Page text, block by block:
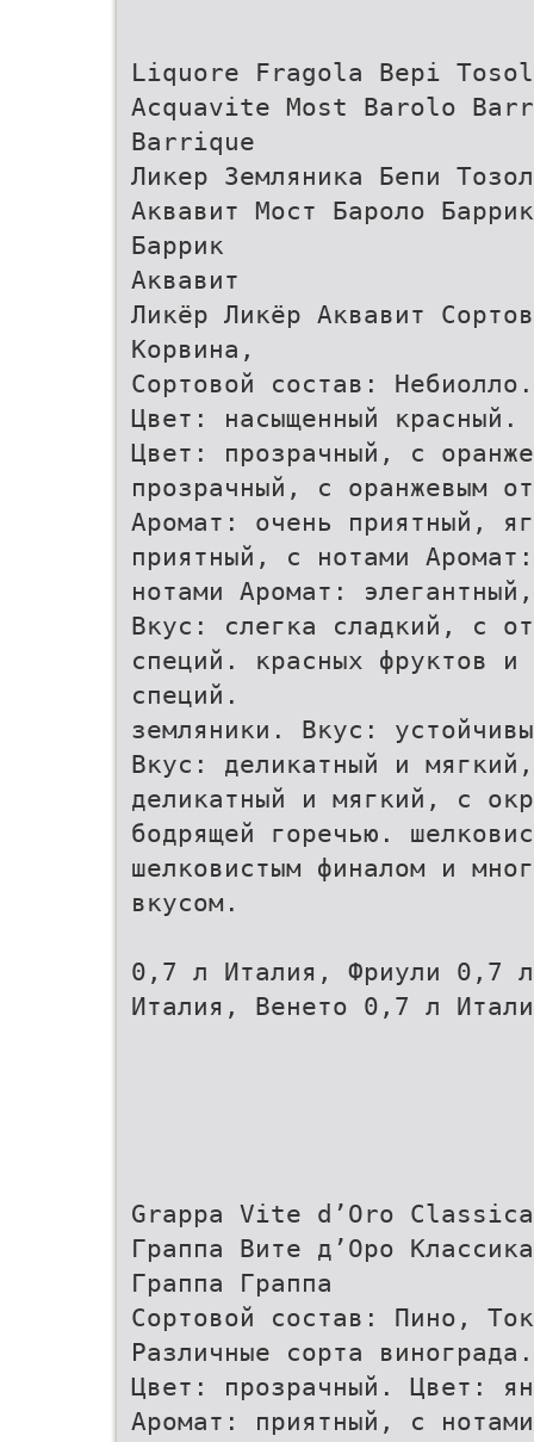
Liquore Fragola Bepi
Acquavite Most Barolo
Barrique
Ликер Земляника Бепи
Аквавит Мост Бароло
Баррик
Аквавит
Ликёр Ликёр Аквавит
Корвина,
Сортовой состав:
Цвет: насыщенный
Цвет: прозрачный, с
прозрачный, с оранжевым
Аромат: очень приятный,
приятный, с нотами
нотами Аромат:
Вкус: слегка сладкий, с
специй. красных фруктов
специй.
земляники. Вкус:
Вкус: деликатный и
деликатный и мягкий, с
бодрящей горечью.
шелковистым финалом и
вкусом.
0,7 л Италия, Фриули 0,7
Италия, Венето 0,7 л
Grappa Vite d’Oro
Граппа Вите д’Оро
Граппа Граппа
Сортовой состав: Пино,
Различные сорта винограда.
Цвет: прозрачный. Цвет:
Аромат: приятный, с